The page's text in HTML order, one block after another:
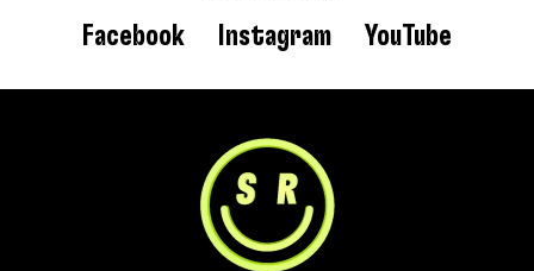
Facebook Instagram YouTube